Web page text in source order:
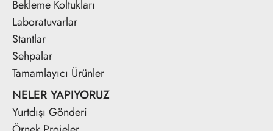
Bekleme Koltukları
Laboratuvarlar
Stantlar
Sehpalar
Tamamlayıcı Ürünler
NELER YAPIYORUZ
Yurtdışı Gönderi